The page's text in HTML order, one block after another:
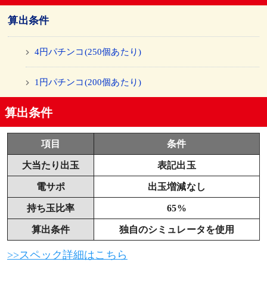
算出条件
4円パチンコ(250個あたり)
1円パチンコ(200個あたり)
算出条件
項目 条件
大当たり出玉 表記出玉
電サポ 出玉増減なし
持ち玉比率 65%
算出条件 独自のシミュレータを使用
>>スペック詳細はこちら